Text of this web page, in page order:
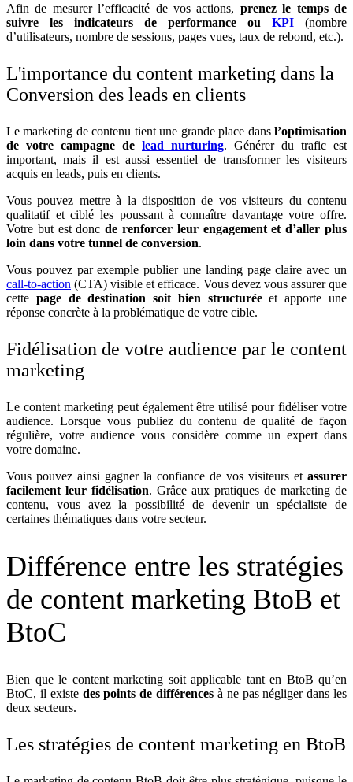
Afin de mesurer l’efficacité de vos actions, prenez le temps de
suivre les indicateurs de performance ou KPI (nombre
d’utilisateurs, nombre de sessions, pages vues, taux de rebond, etc.).
L'importance du content marketing dans la
Conversion des leads en clients
Le marketing de contenu tient une grande place dans l’optimisation
de votre campagne de lead nurturing. Générer du trafic est
important, mais il est aussi essentiel de transformer les visiteurs
acquis en leads, puis en clients.
Vous pouvez mettre à la disposition de vos visiteurs du contenu
qualitatif et ciblé les poussant à connaître davantage votre offre.
Votre but est doncde renforcer leur engagement et d’aller plus
loin dans votre tunnel de conversion.
Vous pouvez par exemple publier une landing page claire avec un
call-to-action (CTA) visible et efficace. Vous devez vous assurer que
cette page de destination soit bien structuréeet apporte une
réponse concrète à la problématique de votre cible.
Fidélisation de votre audience par le content
marketing
Le content marketing peut également être utilisé pour fidéliser votre
audience. Lorsque vous publiez du contenu de qualité de façon
régulière, votre audience vous considère comme un expert dans
votre domaine.
Vous pouvez ainsi gagner la confiance de vos visiteurs et assurer
facilement leur fidélisation. Grâce aux pratiques de marketing de
contenu, vous avez la possibilité de devenir un spécialiste de
certaines thématiques dans votre secteur.
Différence entre les stratégies
de content marketing BtoB et
BtoC
Bien que le content marketing soit applicable tant en BtoB qu’en
BtoC, il existe des points de différences à ne pas négliger dans les
deux secteurs.
Les stratégies de content marketing en BtoB